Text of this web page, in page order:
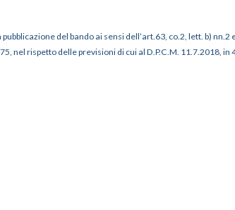
del bando ai sensi dell’art.63, co.2, lett. b)
nel rispetto delle previsioni di cui al D.P.C.M. 11.7.2018,